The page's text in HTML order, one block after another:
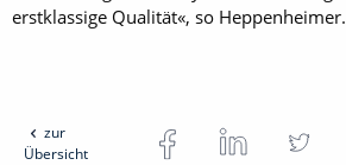
erstklassige Qualität«, so Heppenheimer.
zur
Übersicht